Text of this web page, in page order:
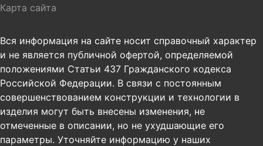
Карта сайта
Вся информация на сайте носит справочный характер
и не является публичной офертой, определяемой
положениями Статьи 437 Гражданского кодекса
Российской Федерации. В связи с постоянным
совершенствованием конструкции и технологии в
изделия могут быть внесены изменения, не
отмеченные в описании, но не ухудшающие его
параметры. Уточняйте информацию у наших